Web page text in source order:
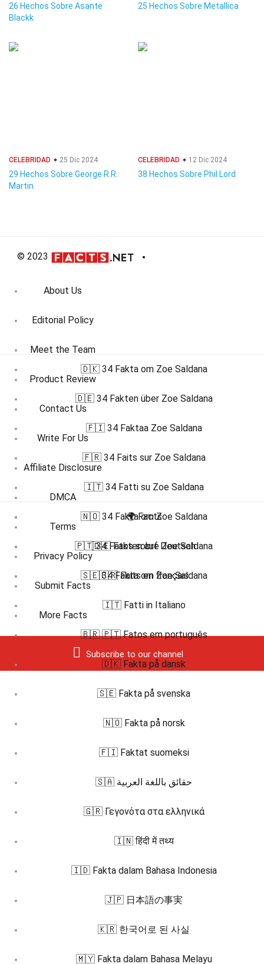
26 Hechos Sobre Asante
Blackk
25 Hechos Sobre Metallica
CELEBRIDAD 25 Dic 2024
29 Hechos Sobre George R.R.
Martin
CELEBRIDAD 12 Dic 2024
38 Hechos Sobre Phil Lord
© 2023
About Us
Editorial Policy
Meet the Team
Product Review
Contact Us
Write For Us
Affiliate Disclosure
DMCA
Terms
Privacy Policy
Submit Facts
More Facts
Subscribe to our channel
🇩🇰 34 Fakta om Zoe Saldana
🇩🇪 34 Fakten über Zoe Saldana
🇫🇮 34 Faktaa Zoe Saldana
🇫🇷 34 Faits sur Zoe Saldana
🇮🇹 34 Fatti su Zoe Saldana
🇳🇴 34 Fakta om Zoe Saldana
🇵🇹 34 Fatos sobre Zoe Saldana
🇸🇪 34 Fakta om Zoe Saldana
🌍 Facts
🇩🇪 Fakten auf Deutsch
🇫🇷 Faits en français
🇮🇹 Fatti in Italiano
🇧🇷 🇵🇹 Fatos em português
🇩🇰 Fakta på dansk
🇸🇪 Fakta på svenska
🇳🇴 Fakta på norsk
🇫🇮 Faktat suomeksi
🇸🇦 حقائق باللغة العربية
🇬🇷 Γεγονότα στα ελληνικά
🇮🇳 हिंदी में तथ्य
🇮🇩 Fakta dalam Bahasa Indonesia
🇯🇵 日本語の事実
🇰🇷 한국어로 된 사실
🇲🇾 Fakta dalam Bahasa Melayu